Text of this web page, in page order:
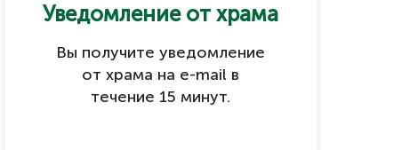
Уведомление от храма
Вы получите уведомление
от храма на e-mail в
течение 15 минут.